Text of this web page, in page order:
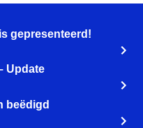
gepresenteerd!
Update
beëdigd